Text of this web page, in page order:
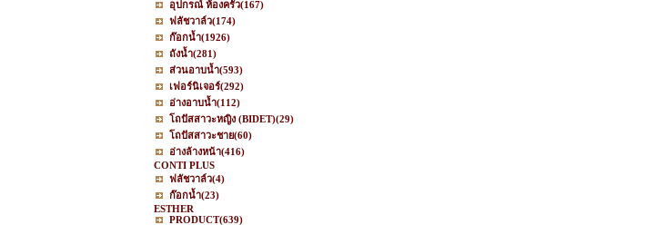
อุปกรณ์ ห้องครัว(167)
ฟลัชวาล์ว(174)
ก๊อกน้ำ(1926)
ถังน้ำ(281)
ส่วนอาบน้ำ(593)
เฟอร์นิเจอร์(292)
อ่างอาบน้ำ(112)
โถปัสสาวะหญิง (BIDET)(29)
โถปัสสาวะชาย(60)
อ่างล้างหน้า(416)
CONTI PLUS
ฟลัชวาล์ว(4)
ก๊อกน้ำ(23)
ESTHER
PRODUCT(639)